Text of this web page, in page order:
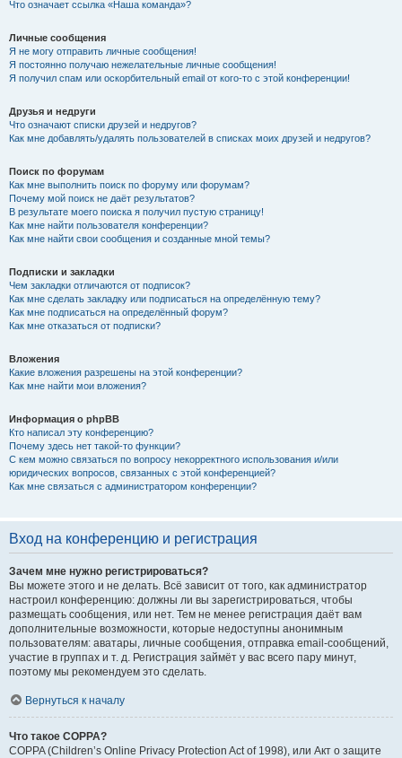
Что означает ссылка «Наша команда»?
Личные сообщения
Я не могу отправить личные сообщения!
Я постоянно получаю нежелательные личные сообщения!
Я получил спам или оскорбительный email от кого-то с этой конференции!
Друзья и недруги
Что означают списки друзей и недругов?
Как мне добавлять/удалять пользователей в списках моих друзей и недругов?
Поиск по форумам
Как мне выполнить поиск по форуму или форумам?
Почему мой поиск не даёт результатов?
В результате моего поиска я получил пустую страницу!
Как мне найти пользователя конференции?
Как мне найти свои сообщения и созданные мной темы?
Подписки и закладки
Чем закладки отличаются от подписок?
Как мне сделать закладку или подписаться на определённую тему?
Как мне подписаться на определённый форум?
Как мне отказаться от подписки?
Вложения
Какие вложения разрешены на этой конференции?
Как мне найти мои вложения?
Информация о phpBB
Кто написал эту конференцию?
Почему здесь нет такой-то функции?
С кем можно связаться по вопросу некорректного использования и/или
юридических вопросов, связанных с этой конференцией?
Как мне связаться с администратором конференции?
Вход на конференцию и регистрация
Зачем мне нужно регистрироваться?
Вы можете этого и не делать. Всё зависит от того, как администратор
настроил конференцию: должны ли вы зарегистрироваться, чтобы
размещать сообщения, или нет. Тем не менее регистрация даёт вам
дополнительные возможности, которые недоступны анонимным
пользователям: аватары, личные сообщения, отправка email-сообщений,
участие в группах и т. д. Регистрация займёт у вас всего пару минут,
поэтому мы рекомендуем это сделать.
Вернуться к началу
Что такое COPPA?
COPPA (Children’s Online Privacy Protection Act of 1998), или Акт о защите